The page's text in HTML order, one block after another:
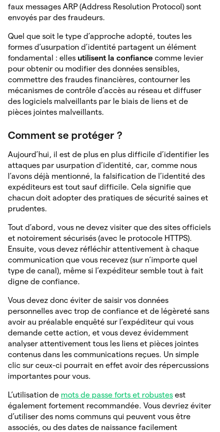
faux messages ARP (Address Resolution Protocol) sont
envoyés par des fraudeurs.
Quel que soit le type d’approche adopté, toutes les
formes d’usurpation d’identité partagent un élément
fondamental : elles utilisent la confiance comme levier
pour obtenir ou modifier des données sensibles,
commettre des fraudes financières, contourner les
mécanismes de contrôle d’accès au réseau et diffuser
des logiciels malveillants par le biais de liens et de
pièces jointes malveillants.
Comment se protéger ?
Aujourd’hui, il est de plus en plus difficile d’identifier les
attaques par usurpation d’identité, car, comme nous
l’avons déjà mentionné, la falsification de l’identité des
expéditeurs est tout sauf difficile. Cela signifie que
chacun doit adopter des pratiques de sécurité saines et
prudentes.
Tout d’abord, vous ne devez visiter que des sites officiels
et notoirement sécurisés (avec le protocole HTTPS).
Ensuite, vous devez réfléchir attentivement à chaque
communication que vous recevez (sur n’importe quel
type de canal), même si l’expéditeur semble tout à fait
digne de confiance.
Vous devez donc éviter de saisir vos données
personnelles avec trop de confiance et de légèreté sans
avoir au préalable enquêté sur l’expéditeur qui vous
demande cette action, et vous devez évidemment
analyser attentivement tous les liens et pièces jointes
contenus dans les communications reçues. Un simple
clic sur ceux-ci pourrait en effet avoir des répercussions
importantes pour vous.
L’utilisation de mots de passe forts et robustes est
également fortement recommandée. Vous devriez éviter
d’utiliser des noms communs qui peuvent vous être
associés, ou des dates de naissance facilement